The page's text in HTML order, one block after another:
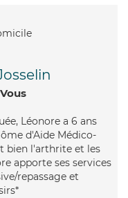
Léonore a 6 ans
d'Aide Médico-
bien l'arthrite et les
apporte ses services
repassage et